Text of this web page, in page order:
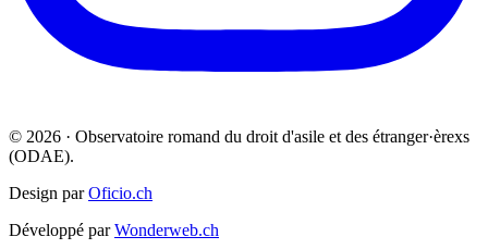
© 2026 · Observatoire romand du droit d'asile et des étranger·èrexs
(ODAE).
Design parOficio.ch
Développé parWonderweb.ch